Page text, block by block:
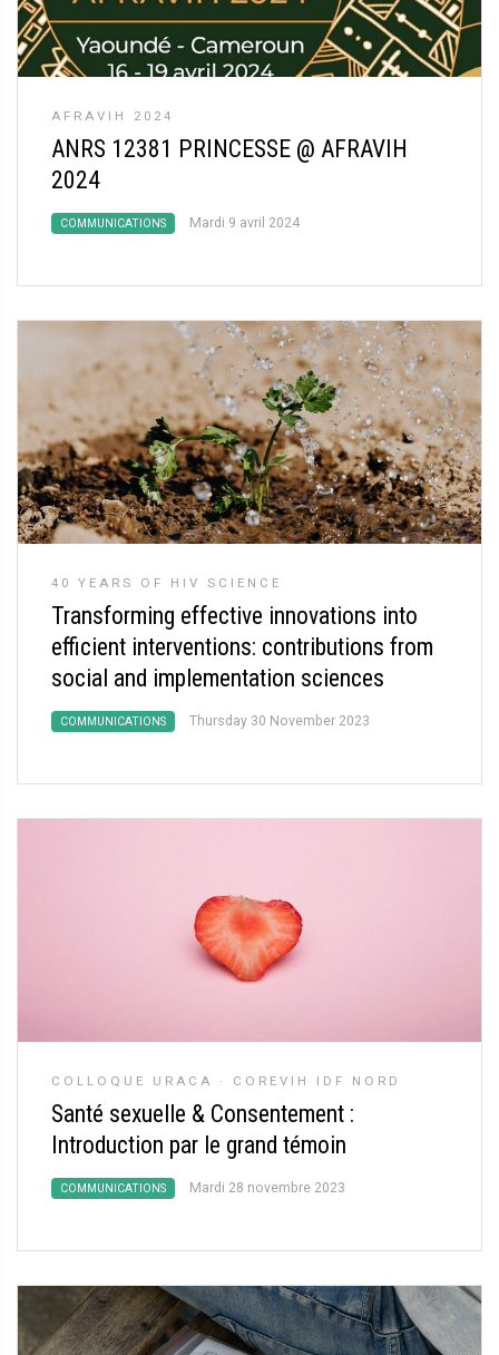
AFRAVIH 2024
ANRS 12381 PRINCESSE @ AFRAVIH
2024
COMMUNICATIONS Mardi 9 avril 2024
40 YEARS OF HIV SCIENCE
Transforming effective innovations into
efficient interventions: contributions from
social and implementation sciences
COMMUNICATIONS Thursday 30 November 2023
COLLOQUE URACA · COREVIH IDF NORD
Santé sexuelle & Consentement :
Introduction par le grand témoin
COMMUNICATIONS Mardi 28 novembre 2023